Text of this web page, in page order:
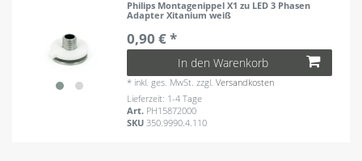
Philips Montagenippel X1 zu LED 3 Phasen
Adapter Xitanium weiß
0,90 € *
In den Warenkorb
* inkl. ges. MwSt. zzgl.Versandkosten
Lieferzeit: 1-4 Tage
Art. PH15872000
SKU350.9990.4.110